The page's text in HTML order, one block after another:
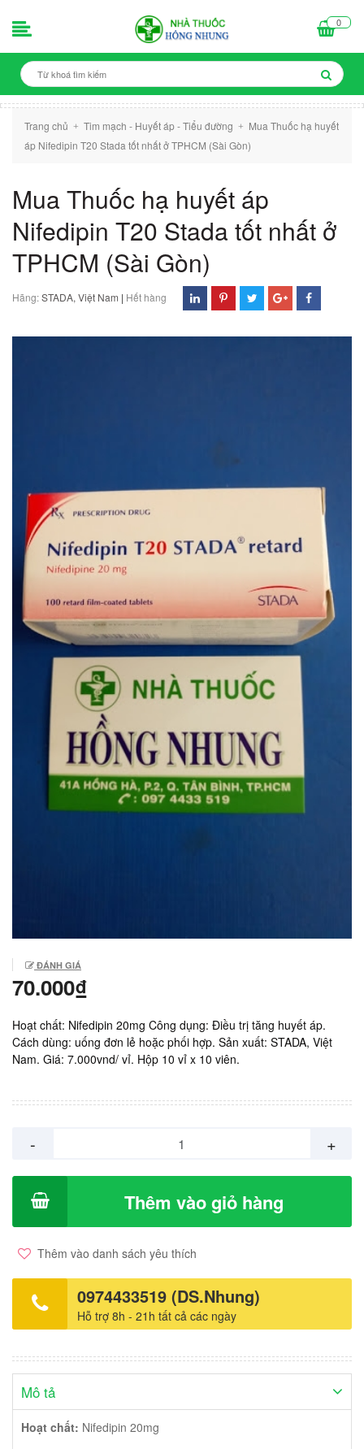
0
Trang chủ + Tim mạch - Huyết áp - Tiểu đường +
Mua Thuốc hạ huyết
áp Nifedipin T20 Stada tốt nhất ở TPHCM (Sài Gòn)
Mua Thuốc hạ huyết áp
Nifedipin T20 Stada tốt nhất ở
TPHCM (Sài Gòn)
Hãng:STADA, Việt Nam | Hết hàng
ĐÁNH GIÁ
70.000₫
Hoạt chất: Nifedipin 20mg Công dụng: Điều trị tăng huyết áp.
Cách dùng: uống đơn lẻ hoặc phối hợp. Sản xuất: STADA, Việt
Nam. Giá: 7.000vnd/ vỉ. Hộp 10 vỉ x 10 viên.
- +
Thêm vào giỏ hàng
Thêm vào danh sách yêu thích
0974433519 (DS.Nhung)
Hỗ trợ 8h - 21h tất cả các ngày
Mô tả
Hoạt chất: Nifedipin 20mg